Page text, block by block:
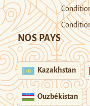
NOS PAYS
Kazakhstan
Ouzbékistan